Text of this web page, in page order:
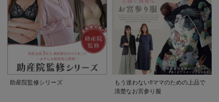
助産院監修シリーズ
もう迷わない!!ママのための上品で
清楚なお宮参り服